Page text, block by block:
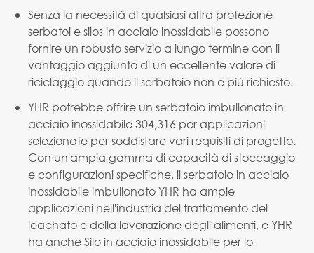
Senza la necessità di qualsiasi altra protezione
serbatoi e silos in acciaio inossidabile possono
fornire un robusto servizio a lungo termine con il
vantaggio aggiunto di un eccellente valore di
riciclaggio quando il serbatoio non è più richiesto.
YHR potrebbe offrire un serbatoio imbullonato in
acciaio inossidabile 304,316 per applicazioni
selezionate per soddisfare vari requisiti di progetto.
Con un'ampia gamma di capacità di stoccaggio
e configurazioni specifiche, il serbatoio in acciaio
inossidabile imbullonato YHR ha ampie
applicazioni nell'industria del trattamento del
leachato e della lavorazione degli alimenti, e YHR
ha anche Silo in acciaio inossidabile per lo